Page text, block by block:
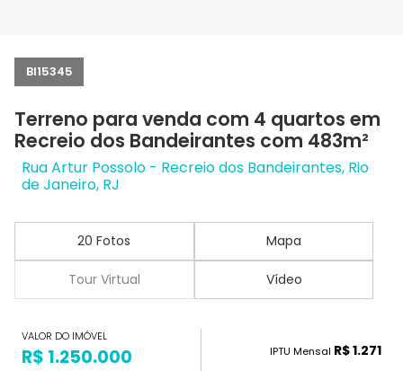
BI15345
Terreno para venda com 4 quartos em
Recreio dos Bandeirantes com 483m²
Rua Artur Possolo - Recreio dos Bandeirantes, Rio
de Janeiro, RJ
20 Fotos Mapa
Tour Virtual Vídeo
VALOR DO IMÓVEL
R$ 1.250.000 IPTU Mensal R$ 1.271